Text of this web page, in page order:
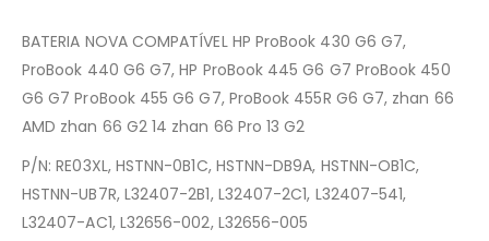
BATERIA NOVA COMPATÍVEL HP ProBook 430 G6 G7,
ProBook 440 G6 G7, HP ProBook 445 G6 G7 ProBook 450
G6 G7 ProBook 455 G6 G7, ProBook 455R G6 G7, zhan 66
AMD zhan 66 G2 14 zhan 66 Pro 13 G2
P/N: RE03XL, HSTNN-0B1C, HSTNN-DB9A, HSTNN-OB1C,
HSTNN-UB7R, L32407-2B1, L32407-2C1, L32407-541,
L32407-AC1, L32656-002, L32656-005